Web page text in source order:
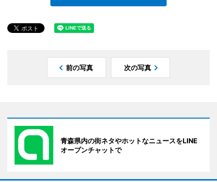
前の写真 次の写真
青森県内の街ネタやホットなニュースをLINE
オープンチャットで